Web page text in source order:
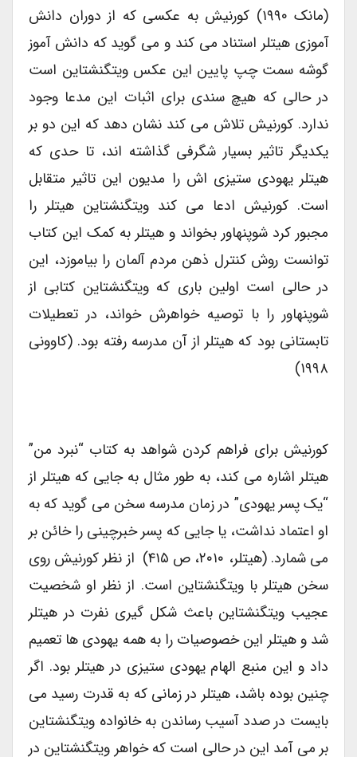
(مانک ۱۹۹۰) کورنیش به عکسی که از دوران دانش
آموزی هیتلر استناد می کند و می گوید که دانش آموز
گوشه سمت چپ پایین این عکس ویتگنشتاین است
در حالی که هیچ سندی برای اثبات این مدعا وجود
ندارد. کورنیش تلاش می کند نشان دهد که این دو بر
یکدیگر تاثیر بسیار شگرفی گذاشته اند، تا حدی که
هیتلر یهودی ستیزی اش را مدیون این تاثیر متقابل
است. کورنیش ادعا می کند ویتگنشتاین هیتلر را
مجبور کرد شوپنهاور بخواند و هیتلر به کمک این کتاب
توانست روش کنترل ذهن مردم آلمان را بیاموزد، این
در حالی است اولین باری که ویتگنشتاین کتابی از
شوپنهاور را با توصیه خواهرش خواند، در تعطیلات
تابستانی بود که هیتلر از آن مدرسه رفته بود. (کاوونی
۱۹۹۸)
کورنیش برای فراهم کردن شواهد به کتاب “نبرد من”
هیتلر اشاره می کند، به طور مثال به جایی که هیتلر از
“یک پسر یهودی” در زمان مدرسه سخن می گوید که به
او اعتماد نداشت، یا جایی که پسر خبرچینی را خائن بر
می شمارد. (هیتلر، ۲۰۱۰، ص ۴۱۵) از نظر کورنیش روی
سخن هیتلر با ویتگنشتاین است. از نظر او شخصیت
عجیب ویتگنشتاین باعث شکل گیری نفرت در هیتلر
شد و هیتلر این خصوصیات را به همه یهودی ها تعمیم
داد و این منبع الهام یهودی ستیزی در هیتلر بود. اگر
چنین بوده باشد، هیتلر در زمانی که به قدرت رسید می
بایست در صدد آسیب رساندن به خانواده ویتگنشتاین
بر می آمد این در حالی است که خواهر ویتگنشتاین در